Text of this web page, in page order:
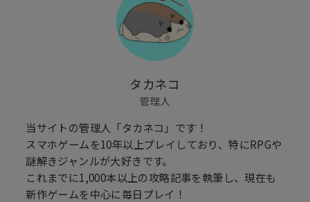
タカネコ
管理人
当サイトの管理人「タカネコ」です！
スマホゲームを10年以上プレイしており、特にRPGや
謎解きジャンルが大好きです。
これまでに1,000本以上の攻略記事を執筆し、現在も
新作ゲームを中心に毎日プレイ！